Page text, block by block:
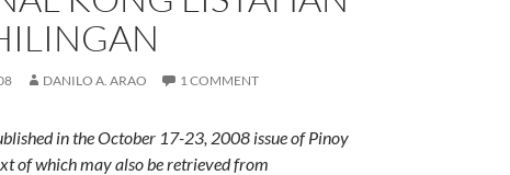
DANILO A. ARAO 1 COMMENT
in the October 17-23, 2008 issue of Pinoy
of which may also be retrieved from